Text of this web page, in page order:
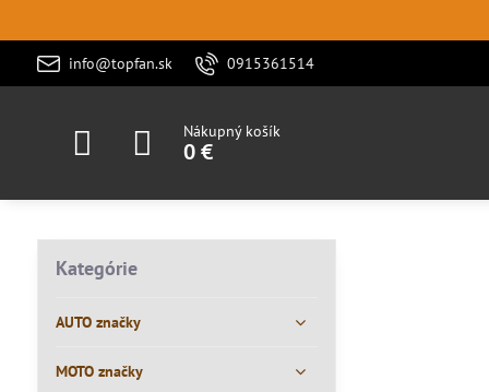
info@topfan.sk 0915361514
Nákupný košík
0 €
Kategórie
AUTO značky
MOTO značky